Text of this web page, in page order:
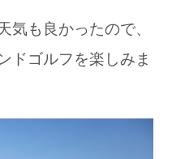
も良かったので、
ドゴルフを楽しみま